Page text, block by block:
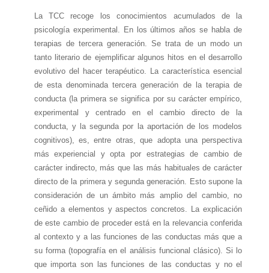
La TCC recoge los conocimientos acumulados de la
psicología experimental. En los últimos años se habla de
terapias de tercera generación. Se trata de un modo un
tanto literario de ejemplificar algunos hitos en el desarrollo
evolutivo del hacer terapéutico. La característica esencial
de esta denominada tercera generación de la terapia de
conducta (la primera se significa por su carácter empírico,
experimental y centrado en el cambio directo de la
conducta, y la segunda por la aportación de los modelos
cognitivos), es, entre otras, que adopta una perspectiva
más experiencial y opta por estrategias de cambio de
carácter indirecto, más que las más habituales de carácter
directo de la primera y segunda generación. Esto supone la
consideración de un ámbito más amplio del cambio, no
ceñido a elementos y aspectos concretos. La explicación
de este cambio de proceder está en la relevancia conferida
al contexto y a las funciones de las conductas más que a
su forma (topografía en el análisis funcional clásico). Si lo
que importa son las funciones de las conductas y no el